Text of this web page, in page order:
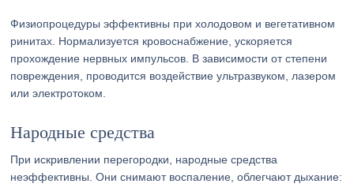
Физиопроцедуры эффективны при холодовом и вегетативном
ринитах. Нормализуется кровоснабжение, ускоряется
прохождение нервных импульсов. В зависимости от степени
повреждения, проводится воздействие ультразвуком, лазером
или электротоком.
Народные средства
При искривлении перегородки, народные средства
неэффективны. Они снимают воспаление, облегчают дыхание: